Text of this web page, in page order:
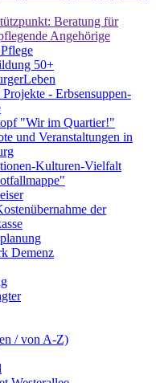
Beratung für
Angehörige
50+
Projekte - Erbsensuppen-
"Wir im Quartier!"
und Veranstaltungen in
Kulturen-Vielfalt
der
Demenz
/ von A-Z)